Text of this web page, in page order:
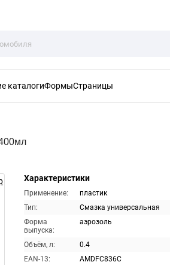
каталогиФормыСтраницы
Характеристики
Применение:
пластик
Тип:
Смазка универсальная
Форма
выпуска:
аэрозоль
Объём, л:
0.4
EAN-13:
AMDFC836C